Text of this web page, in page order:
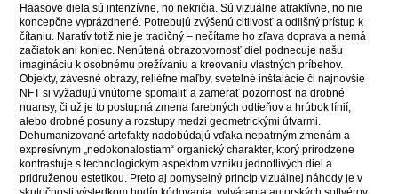
Haasove diela sú intenzívne, no nekričia. Sú vizuálne atraktívne, no nie
koncepčne vyprázdnené. Potrebujú zvýšenú citlivosť a odlišný prístup k
čítaniu. Naratív totiž nie je tradičný – nečítame ho zľava doprava a nemá
začiatok ani koniec. Nenútená obrazotvornosť diel podnecuje našu
imagináciu k osobnému prežívaniu a kreovaniu vlastných príbehov.
Objekty, závesné obrazy, reliéfne maľby, svetelné inštalácie či najnovšie
NFT si vyžadujú vnútorne spomaliť a zamerať pozornosť na drobné
nuansy, či už je to postupná zmena farebných odtieňov a hrúbok línií,
alebo drobné posuny a rozstupy medzi geometrickými útvarmi.
Dehumanizované artefakty nadobúdajú vďaka nepatrným zmenám a
expresívnym „nedokonalostiam“ organický charakter, ktorý prirodzene
kontrastuje s technologickým aspektom vzniku jednotlivých diel a
pridruženou estetikou. Preto aj pomyselný princíp vizuálnej náhody je v